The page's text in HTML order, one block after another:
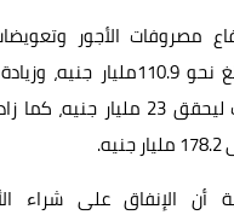
مصروفات الأجور
بنسبة 19% لتبلغ نحو
السلع والخدمات ليحقق 23
أن الإنفاق على شراء